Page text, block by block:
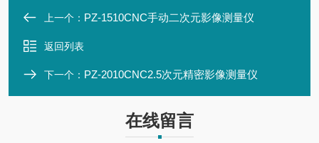
上一个： PZ-1510CNC手动二次元影像测量仪
返回列表
下一个： PZ-2010CNC2.5次元精密影像测量仪
在线留言